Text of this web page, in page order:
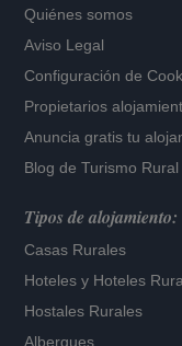
Quiénes somos
Aviso Legal
Configuración de
Propietarios
Anuncia gratis tu
Blog de Turismo Rural
Tipos de alojamiento:
Casas Rurales
Hoteles y Hoteles
Hostales Rurales
Albergues